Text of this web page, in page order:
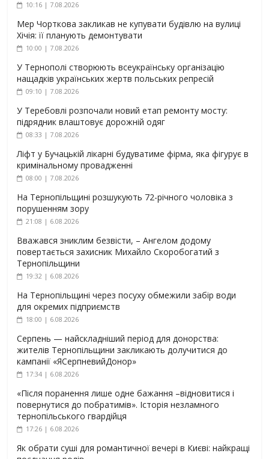
10:16 | 7.08.2026
Мер Чорткова закликав не купувати будівлю на вулиці
Хічія: її планують демонтувати
10:00 | 7.08.2026
У Тернополі створюють всеукраїнську організацію
нащадків українських жертв польських репресій
09:10 | 7.08.2026
У Теребовлі розпочали новий етап ремонту мосту:
підрядник влаштовує дорожній одяг
08:33 | 7.08.2026
Ліфт у Бучацькій лікарні будуватиме фірма, яка фігурує в
кримінальному провадженні
08:00 | 7.08.2026
На Тернопільщині розшукують 72-річного чоловіка з
порушенням зору
21:08 | 6.08.2026
Вважався зниклим безвісти, – Ангелом додому
повертається захисник Михайло Скоробогатий з
Тернопільщини
19:32 | 6.08.2026
На Тернопільщині через посуху обмежили забір води
для окремих підприємств
18:00 | 6.08.2026
Серпень — найскладніший період для донорства:
жителів Тернопільщини закликають долучитися до
кампанії «ЯСерпневийДонор»
17:34 | 6.08.2026
«Після поранення лише одне бажання –відновитися і
повернутися до побратимів». Історія незламного
тернопільського гвардійця
17:26 | 6.08.2026
Як обрати суші для романтичної вечері в Києві: найкращі